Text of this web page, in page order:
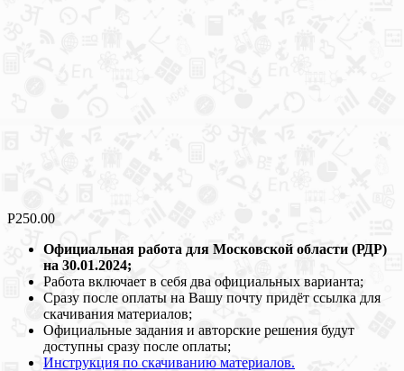
Р250.00
Официальная работа для Московской области (РДР)
на 30.01.2024;
Работа включает в себя два официальных варианта;
Сразу после оплаты на Вашу почту придёт ссылка для
скачивания материалов;
Официальные задания и авторские решения будут
доступны сразу после оплаты;
Инструкция по скачиванию материалов.